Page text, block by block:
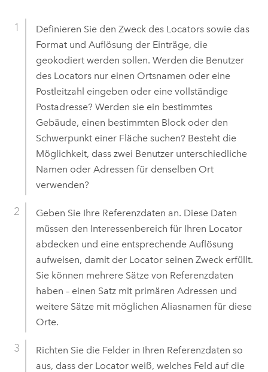
Definieren Sie den Zweck des Locators sowie das
Format und Auflösung der Einträge, die
geokodiert werden sollen. Werden die Benutzer
des Locators nur einen Ortsnamen oder eine
Postleitzahl eingeben oder eine vollständige
Postadresse? Werden sie ein bestimmtes
Gebäude, einen bestimmten Block oder den
Schwerpunkt einer Fläche suchen? Besteht die
Möglichkeit, dass zwei Benutzer unterschiedliche
Namen oder Adressen für denselben Ort
verwenden?
Geben Sie Ihre Referenzdaten an. Diese Daten
müssen den Interessenbereich für Ihren Locator
abdecken und eine entsprechende Auflösung
aufweisen, damit der Locator seinen Zweck erfüllt.
Sie können mehrere Sätze von Referenzdaten
haben – einen Satz mit primären Adressen und
weitere Sätze mit möglichen Aliasnamen für diese
Orte.
Richten Sie die Felder in Ihren Referenzdaten so
aus, dass der Locator weiß, welches Feld auf die